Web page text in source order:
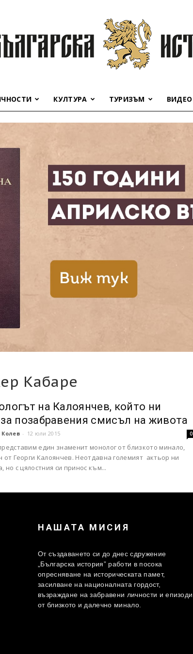
история
КУЛТУРА ТУРИЗЪМ ВИДЕО
Кабаре
на Калоянчев, който ни
позабравения смисъл на живота
- 12 юли 2015 0
един знаменит монолог от близкото минало,
от Георги Калоянчев. Неотдавна големият актьор ни
но с цялостния си принос към...
НАШАТА МИСИЯ
От създаването си до днес сдружение
„Българска история” работи в посока
опресняване на историческата памет,
засилване на националната гордост,
възраждане на забравени личности и епизоди
от близкото и далечно минало.